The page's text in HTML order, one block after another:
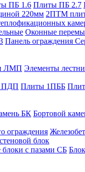
ПБ 1.6 Плиты ПБ 2.7
220мм 2ПТМ
Оконные
Панель ограждения
ЛМП Элементы
ПДП Плиты 1ПББ
БК Бортовой
ограждения
блок
блоки с пазами СБ